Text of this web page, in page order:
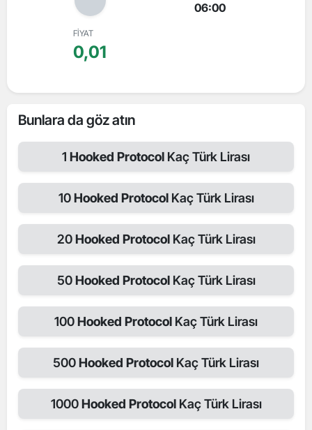
06:00
FİYAT
0,01
Bunlara da göz atın
1 Hooked Protocol Kaç Türk Lirası
10Hooked Protocol Kaç Türk Lirası
20Hooked Protocol Kaç Türk Lirası
50Hooked Protocol Kaç Türk Lirası
100Hooked Protocol Kaç Türk Lirası
500Hooked Protocol Kaç Türk Lirası
1000Hooked Protocol Kaç Türk Lirası